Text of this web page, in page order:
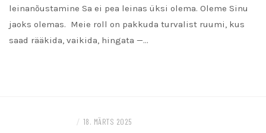
leinanõustamine Sa ei pea leinas üksi olema. Oleme Sinu
jaoks olemas. Meie roll on pakkuda turvalist ruumi, kus
saad rääkida, vaikida, hingata —…
/ 18. MÄRTS 2025